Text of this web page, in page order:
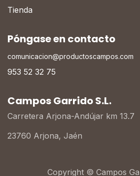
Tienda
Póngase en contacto
comunicacion@productoscampos.com
953 52 32 75
Campos Garrido S.L.
Carretera Arjona-Andújar km 13.7
23760 Arjona, Jaén
Copyright © Campos